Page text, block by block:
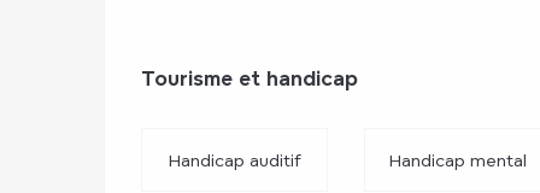
Tourisme et handicap
Tourisme et handicap
Handicap auditif Handicap mental